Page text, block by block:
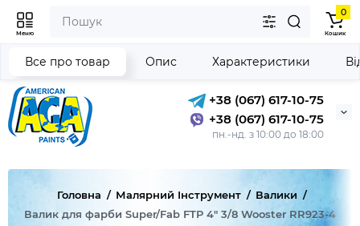
+38 (067) 617-10-75
+38 (067) 617-10-75
пн.-нд. з 10:00 до 18:00
Меню
0
Кошик
Головна Малярний Інструмент
Валики
Валик для фарби Super/Fab FTP 4" 3/8 Wooster RR923-4
Все про товар Опис Характеристики